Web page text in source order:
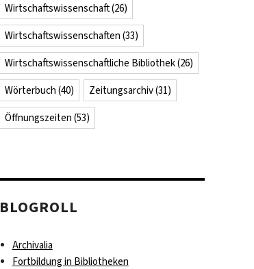
Wirtschaftswissenschaft(26)
Wirtschaftswissenschaften (33)
Wirtschaftswissenschaftliche Bibliothek(26)
Wörterbuch (40) Zeitungsarchiv(31)
Öffnungszeiten (53)
BLOGROLL
Archivalia
Fortbildung in Bibliotheken